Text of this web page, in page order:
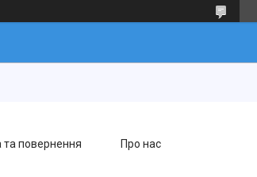
та повернення Про нас